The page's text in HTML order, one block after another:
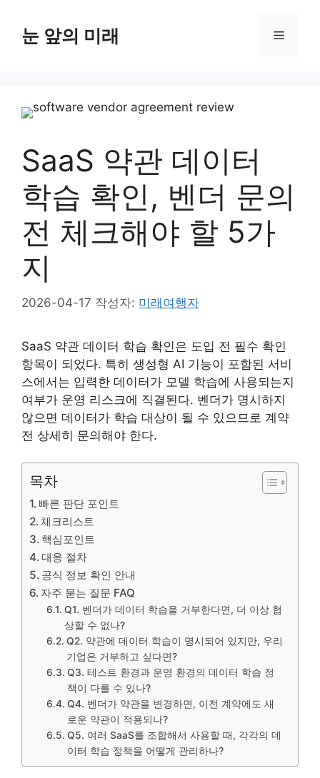
눈 앞의 미래 메
SaaS 약관 데이터
학습 확인, 벤더 문의
전 체크해야 할 5가
지
2026-04-17 작성자: 미래여행자
SaaS 약관 데이터 학습 확인은 도입 전 필수 확인
항목이 되었다. 특히 생성형 AI 기능이 포함된 서비
스에서는 입력한 데이터가 모델 학습에 사용되는지
여부가 운영 리스크에 직결된다. 벤더가 명시하지
않으면 데이터가 학습 대상이 될 수 있으므로 계약
전 상세히 문의해야 한다.
목차
빠른 판단 포인트
체크리스트
핵심포인트
대응 절차
공식 정보 확인 안내
자주 묻는 질문 FAQ
Q1. 벤더가 데이터 학습을 거부한다면, 더 이상 협
상할 수 없나?
Q2. 약관에 데이터 학습이 명시되어 있지만, 우리
기업은 거부하고 싶다면?
Q3. 테스트 환경과 운영 환경의 데이터 학습 정
책이 다를 수 있나?
Q4. 벤더가 약관을 변경하면, 이전 계약에도 새
로운 약관이 적용되나?
Q5. 여러 SaaS를 조합해서 사용할 때, 각각의 데
이터 학습 정책을 어떻게 관리하나?